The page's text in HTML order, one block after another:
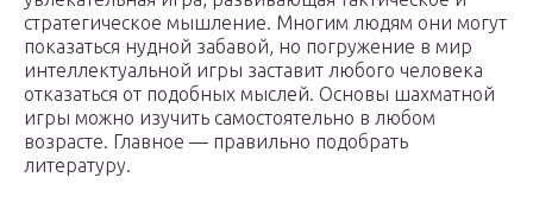
стратегическое мышление. Многим людям они могут
показаться нудной забавой, но погружение в мир
интеллектуальной игры заставит любого человека
отказаться от подобных мыслей. Основы шахматной
игры можно изучить самостоятельно в любом
возрасте. Главное — правильно подобрать
литературу.